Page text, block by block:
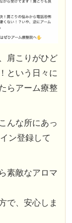
肩こりがひど
という日々に
らアーム療整
んな所にあっ
ン登録して
素敵なアロマ
で、安心しま